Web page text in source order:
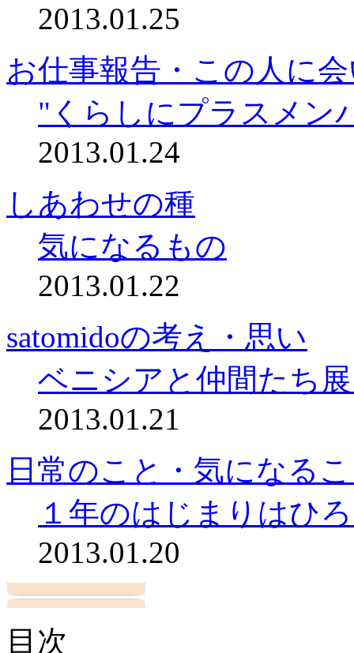
2013.01.25
お仕事報告・この人に
"くらしにプラスメン
2013.01.24
しあわせの種
気になるもの
2013.01.22
satomidoの考え・思い
ベニシアと仲間たち
2013.01.21
日常のこと・気になる
１年のはじまりはひ
2013.01.20
目次